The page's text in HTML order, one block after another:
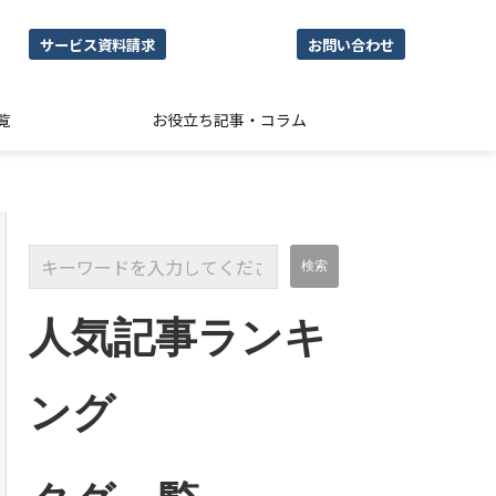
サービス資料請求 お問い合わせ
お役立ち記事・コラム
人気記事ランキ
ング